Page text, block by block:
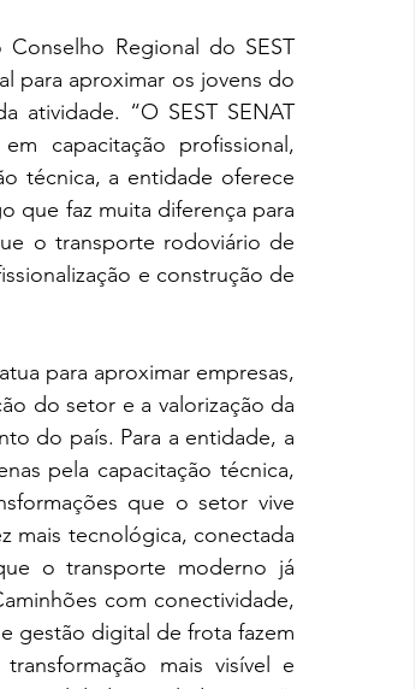
Regional do SEST
para aproximar os jovens do
atividade. “O SEST SENAT
capacitação profissional,
técnica, a entidade oferece
que faz muita diferença para
o transporte rodoviário de
e construção de
para aproximar empresas,
do setor e a valorização da
do país. Para a entidade, a
pela capacitação técnica,
que o setor vive
mais tecnológica, conectada
o transporte moderno já
com conectividade,
gestão digital de frota fazem
mais visível e